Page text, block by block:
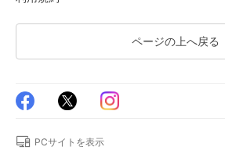
ページの上へ戻る
PCサイトを表示